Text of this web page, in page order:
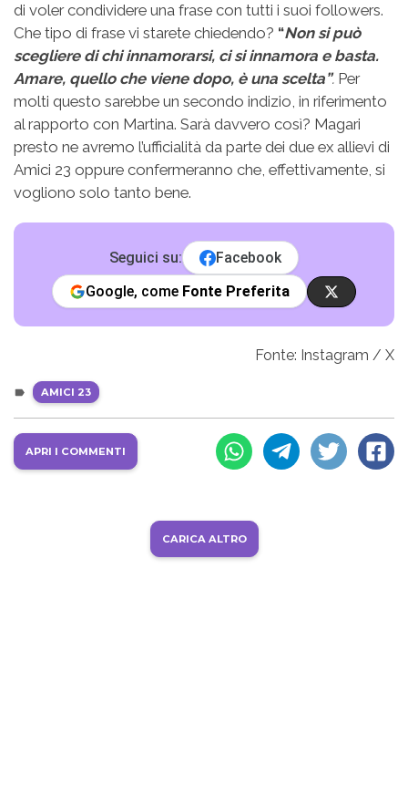
di voler condividere una frase con tutti i suoi followers.
Che tipo di frase vi starete chiedendo? “Non si può
scegliere di chi innamorarsi, ci si innamora e basta.
Amare, quello che viene dopo, è una scelta”. Per
molti questo sarebbe un secondo indizio, in riferimento
al rapporto con Martina. Sarà davvero così? Magari
presto ne avremo l’ufficialità da parte dei due ex allievi di
Amici 23 oppure confermeranno che, effettivamente, si
vogliono solo tanto bene.
Seguici su:
Facebook
Google, come Fonte Preferita
Fonte: Instagram / X
AMICI 23
APRI I COMMENTI
CARICA ALTRO